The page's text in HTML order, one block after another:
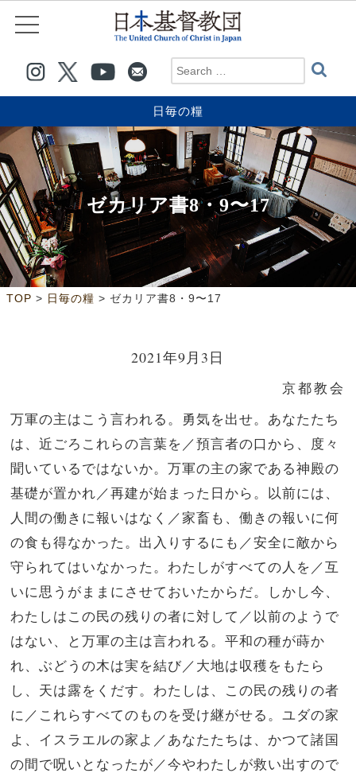
日毎の糧
ゼカリア書8・9〜17
TOP > 日毎の糧 > ゼカリア書8・9〜17
2021年9月3日
京都教会
万軍の主はこう言われる。勇気を出せ。あなたたち
は、近ごろこれらの言葉を／預言者の口から、度々
聞いているではないか。万軍の主の家である神殿の
基礎が置かれ／再建が始まった日から。以前には、
人間の働きに報いはなく／家畜も、働きの報いに何
の食も得なかった。出入りするにも／安全に敵から
守られてはいなかった。わたしがすべての人を／互
いに思うがままにさせておいたからだ。しかし今、
わたしはこの民の残りの者に対して／以前のようで
はない、と万軍の主は言われる。平和の種が蒔か
れ、ぶどうの木は実を結び／大地は収穫をもたら
し、天は露をくだす。わたしは、この民の残りの者
に／これらすべてのものを受け継がせる。ユダの家
よ、イスラエルの家よ／あなたたちは、かつて諸国
の間で呪いとなったが／今やわたしが救い出すので